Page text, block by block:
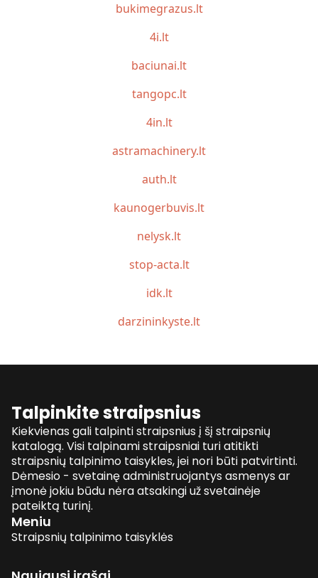
bukimegrazus.lt
4i.lt
baciunai.lt
tangopc.lt
4in.lt
astramachinery.lt
auth.lt
kaunogerbuvis.lt
nelysk.lt
stop-acta.lt
idk.lt
darzininkyste.lt
Talpinkite straipsnius
Kiekvienas gali talpinti straipsnius į šį straipsnių
katalogą. Visi talpinami straipsniai turi atitikti
straipsnių talpinimo taisykles, jei nori būti patvirtinti.
Dėmesio - svetainę administruojantys asmenys ar
įmonė jokiu būdu nėra atsakingi už svetainėje
pateiktą turinį.
Meniu
Straipsnių talpinimo taisyklės